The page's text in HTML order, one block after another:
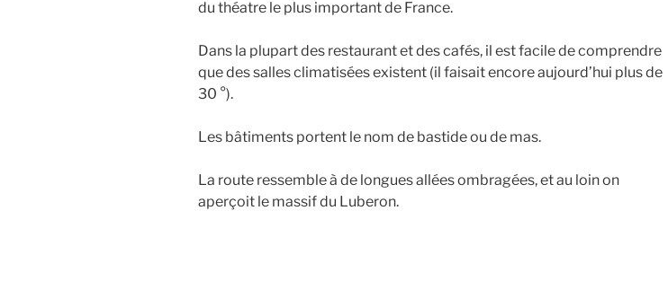
du théatre le plus important de France.
Dans la plupart des restaurant et des cafés, il est facile de comprendre
que des salles climatisées existent (il faisait encore aujourd’hui plus de
30 °).
Les bâtiments portent le nom de bastide ou de mas.
La route ressemble à de longues allées ombragées, et au loin on
aperçoit le massif du Luberon.